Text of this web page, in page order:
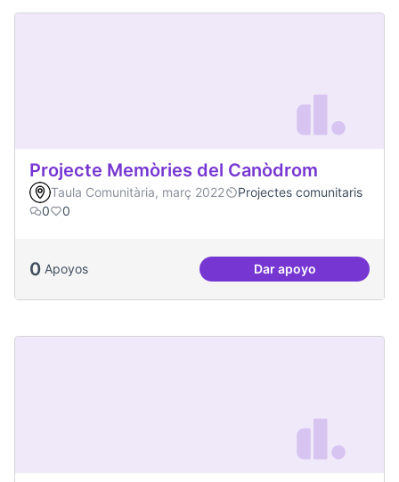
Projecte Memòries del Canòdrom
Taula Comunitària, març 2022
Projectes comunitaris
0
0
0 Apoyos Dar apoyo
Projecte